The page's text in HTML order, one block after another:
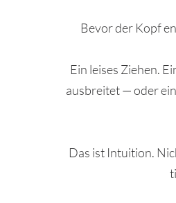
Bevor der Kopf
Ein leises Ziehen.
ausbreitet — oder
Das ist Intuition.